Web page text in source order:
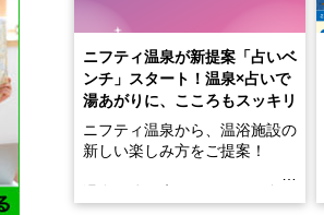
ニフティ温泉が新提案「占いベ
ンチ」スタート！温泉×占いで
湯あがりに、こころもスッキリ
ニフティ温泉から、温浴施設の
新しい楽しみ方をご提案！